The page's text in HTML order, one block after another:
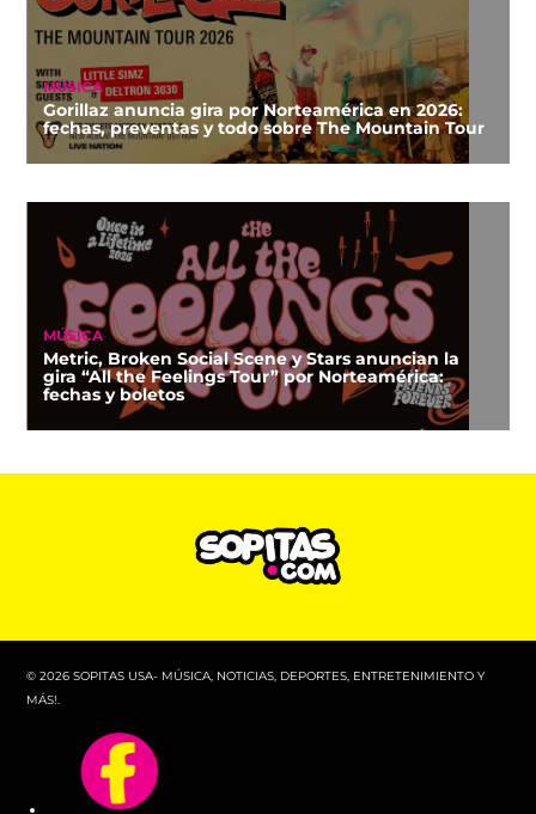
MÚSICA
Gorillaz anuncia gira por Norteamérica en 2026:
fechas, preventas y todo sobre The Mountain Tour
MÚSICA
Metric, Broken Social Scene y Stars anuncian la
gira “All the Feelings Tour” por Norteamérica:
fechas y boletos
© 2026 SOPITAS USA- MÚSICA, NOTICIAS, DEPORTES, ENTRETENIMIENTO Y
MÁS!.